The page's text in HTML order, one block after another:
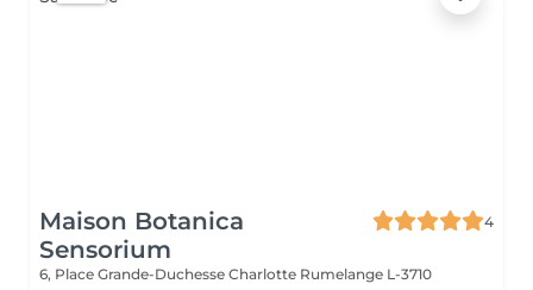
Maison Botanica
Sensorium
4
6, Place Grande-Duchesse Charlotte Rumelange L-3710